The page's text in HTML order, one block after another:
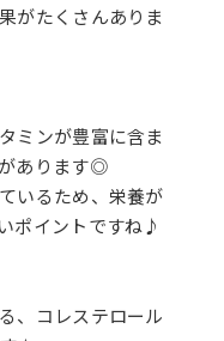
がたくさんありま
ミンが豊富に含ま
あります◎
いるため、栄養が
ポイントですね♪
、コレステロール